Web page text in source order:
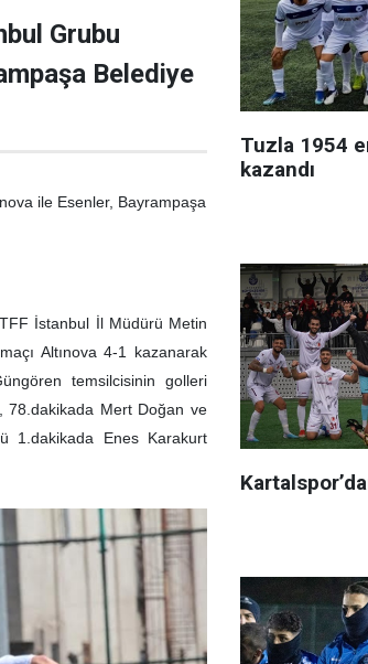
Grubu
Belediye
ile Esenler, Bayrampaşa
İstanbul İl Müdürü Metin
Altınova 4-1 kazanarak
temsilcisinin golleri
78.dakikada Mert Doğan ve
1.dakikada Enes Karakurt
Tuzla 1954
kazandı